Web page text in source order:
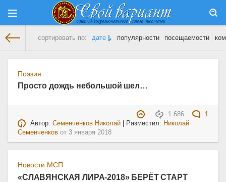
сортировать по: дате популярности посещаемости
Поэзия
Просто дождь небольшой шел…
1 686
1
Автор:Семенченков Николай | Разместил: Николай
Семенченков от 3 января 2018
Новости МСП
«СЛАВЯНСКАЯ ЛИРА-2018» БЕРЁТ СТАРТ